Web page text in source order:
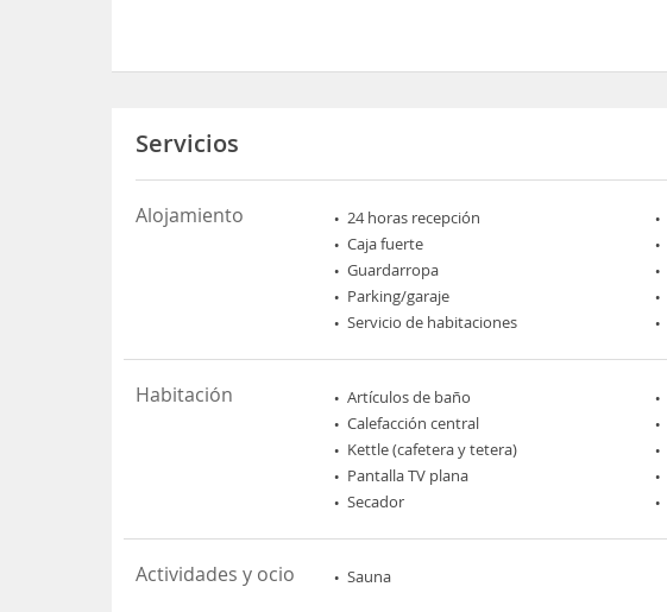
Servicios
Alojamiento 24 horas recepción
Caja fuerte
Guardarropa
Parking/garaje
Servicio de habitaciones
Habitación Artículos de baño
Calefacción central
Kettle (cafetera y tetera)
Pantalla TV plana
Secador
Actividades y ocio Sauna